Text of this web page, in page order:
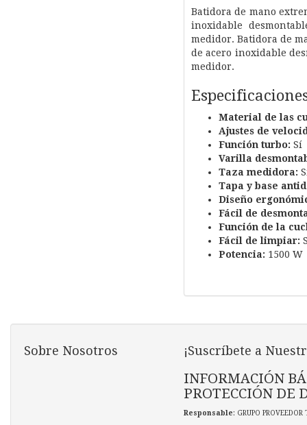
Batidora de mano
inoxidable
medidor. Batidora de
de acero inoxidable
medidor.
Material de las
Ajustes de
Función turbo: Sí
Varilla
Taza medidora:
Tapa y base
Diseño
Fácil de
Función de la
Fácil de limpiar:
Potencia: 1500 W
Sobre Nosotros ¡Suscríbete a
INFORMACIÓN
PROTECCIÓN DE
Responsable: GRUPO